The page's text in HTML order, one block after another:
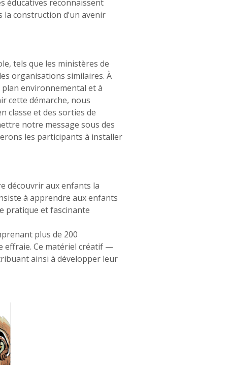
éducatives reconnaissent
la construction d’un avenir
tels que les ministères de
organisations similaires. À
environnemental et à
cette démarche, nous
classe et des sorties de
notre message sous des
les participants à installer
découvrir aux enfants la
à apprendre aux enfants
pratique et fascinante
plus de 200
effraie. Ce matériel créatif —
ainsi à développer leur